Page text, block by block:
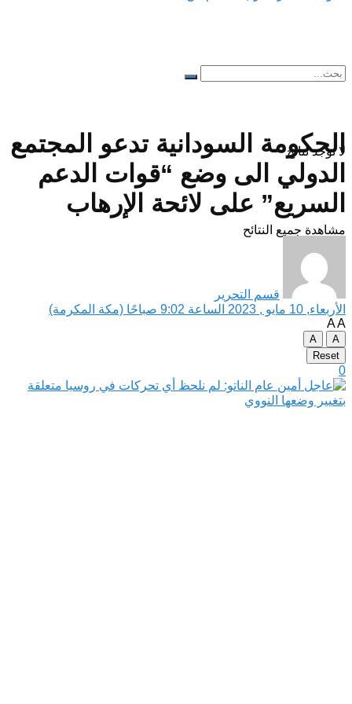
لا توجد نتائج
مشاهدة جميع النتائح
الحكومة السودانية تدعو المجتمع
الدولي الى وضع “قوات الدعم
السريع” على لائحة الإرهاب
قسم التحرير
الأربعاء, 10 مايو , 2023 الساعة 9:02 صباحًا (مكة المكرمة)
AA
A
A
Reset
0